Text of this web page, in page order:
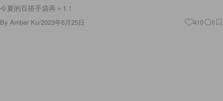
今夏的百搭手袋再＋1！
By Amber Ku/2023年6月25日 410 0